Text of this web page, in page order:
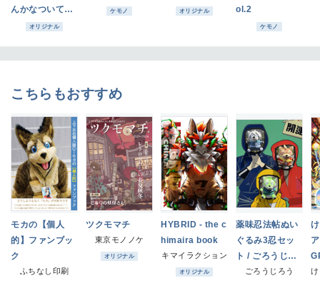
んかなついてく
る- 4オリジナル
ケモノ オリジナル
ol.2
ケモノ
こちらもおすすめ
モカの【個人
的】ファンブッ
ク
ふちなし印刷
ツクモマチ
東京モノノケ
オリジナル
HYBRID - the c
himaira book
キマイラクション
オリジナル
薬味忍法帖ぬい
ぐるみ3忍セッ
ト / ごろうじろ
ごろうじろう